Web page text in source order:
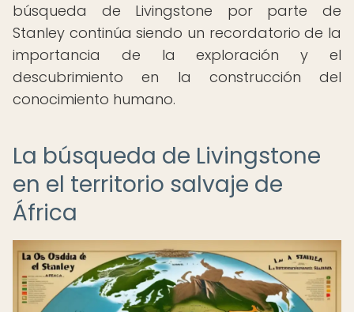
búsqueda de Livingstone por parte de
Stanley continúa siendo un recordatorio de la
importancia de la exploración y el
descubrimiento en la construcción del
conocimiento humano.
La búsqueda de Livingstone
en el territorio salvaje de
África